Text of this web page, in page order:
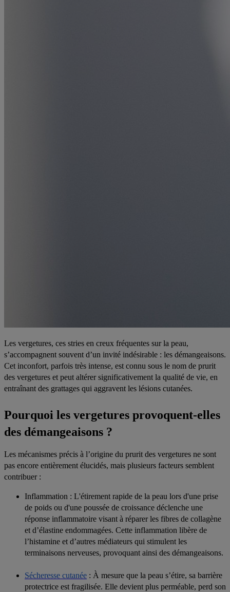
Les vergetures, ces stries en creux fréquentes sur la peau,
s’accompagnent souvent d’un invité indésirable : les démangeaisons.
Cet inconfort, parfois très intense, est connu sous le nom de prurit
des vergetures et peut altérer significativement la qualité de vie, en
entraînant des grattages qui aggravent les lésions cutanées.
Pourquoi les vergetures provoquent-elles
des démangeaisons ?
Les mécanismes précis à l’origine du prurit des vergetures ne sont
pas encore entièrement élucidés, mais plusieurs facteurs semblent
contribuer :
Inflammation : L'étirement rapide de la peau lors d'une prise
de poids ou d'une poussée de croissance déclenche une
réponse inflammatoire visant à réparer les fibres de collagène
et d’élastine endommagées. Cette inflammation libère de
l’histamine et d’autres médiateurs qui stimulent les
terminaisons nerveuses, provoquant ainsi des démangeaisons.
Sécheresse cutanée : À mesure que la peau s’étire, sa barrière
protectrice est fragilisée. Elle devient plus perméable, perd son